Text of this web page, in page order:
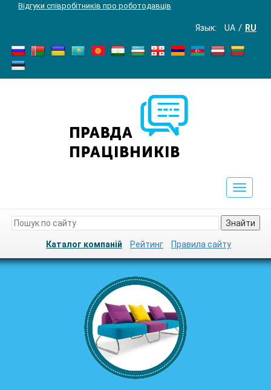
Відгуки співробітників про роботодавців
Язык: UA RU
Toggle
Знайти
Каталог компаній Рейтинг Правила сайту